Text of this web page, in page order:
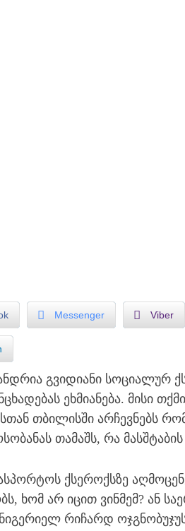
Messenger Viber
გვიდიანი სოციალურ
ეხმიანება. მისი
თბილისში არჩევნებს
თამაშს, რა
ქსეროქსზე
ხომ არ იცით ვინმემ? ან
რიჩარდ